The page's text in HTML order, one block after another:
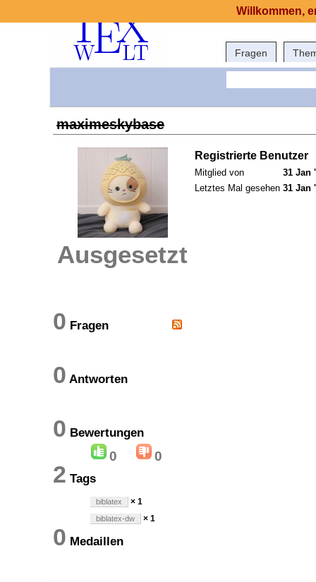
Fragen
maximeskybase
Ausgesetzt
Registrierte Benutzer
Mitglied von
31 Jan
Letztes Mal gesehen 31 Jan
0 Fragen
0 Antworten
0 Bewertungen
0 0
2 Tags
biblatex × 1
biblatex-dw × 1
0 Medaillen
Willkommen,